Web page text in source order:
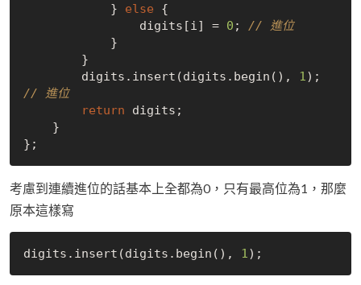
            }
else {
                digits[i] =
0 ; // 進位
        digits.insert(digits.begin(),
1
// 進位
return digits;
考慮到連續進位的話基本上全都為0，只有最高位為1，那麼
原本這樣寫
digits.insert(digits.begin(), 1